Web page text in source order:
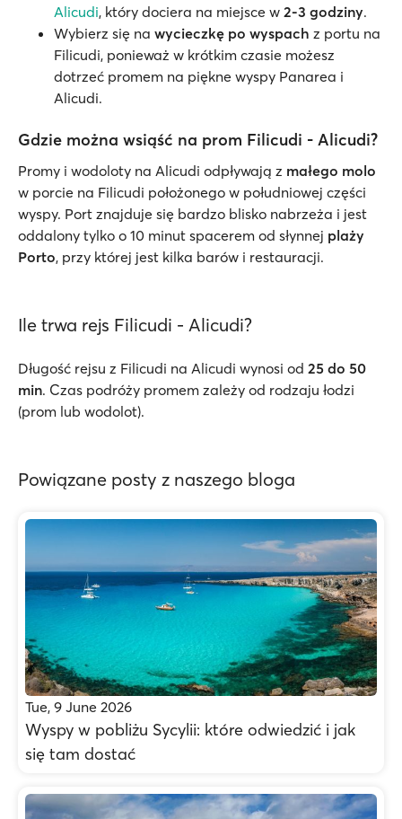
Alicudi, który dociera na miejsce w 2-3 godziny.
Wybierz się na wycieczkę po wyspach z portu na
Filicudi, ponieważ w krótkim czasie możesz
dotrzeć promem na piękne wyspy Panarea i
Alicudi.
Gdzie można wsiąść na prom Filicudi - Alicudi?
Promy i wodoloty na Alicudi odpływają z małego molo
w porcie na Filicudi położonego w południowej części
wyspy. Port znajduje się bardzo blisko nabrzeża i jest
oddalony tylko o 10 minut spacerem od słynnej plaży
Porto, przy której jest kilka barów i restauracji.
Ile trwa rejs Filicudi - Alicudi?
Długość rejsu z Filicudi na Alicudi wynosi od 25 do 50
min. Czas podróży promem zależy od rodzaju łodzi
(prom lub wodolot).
Powiązane posty z naszego bloga
Tue, 9 June 2026
Wyspy w pobliżu Sycylii: które odwiedzić i jak
się tam dostać